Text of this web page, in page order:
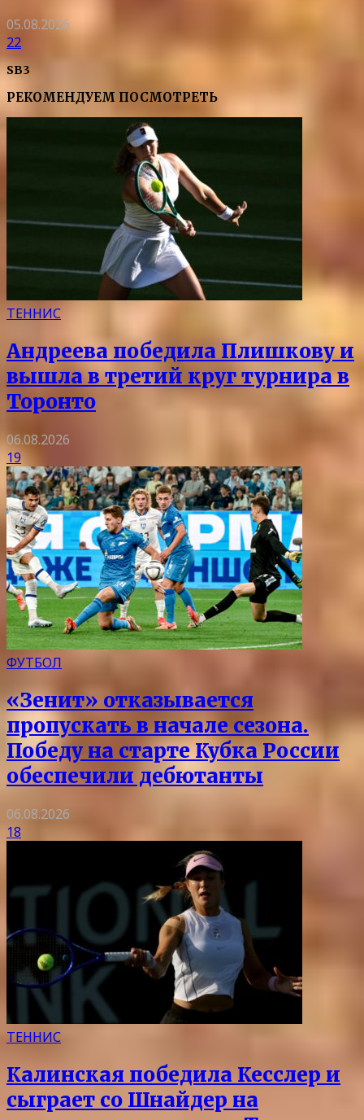
05.08.2026
22
SB3
РЕКОМЕНДУЕМ ПОСМОТРЕТЬ
ТЕННИС
Андреева победила Плишкову и
вышла в третий круг турнира в
Торонто
06.08.2026
19
ФУТБОЛ
«Зенит» отказывается
пропускать в начале сезона.
Победу на старте Кубка России
обеспечили дебютанты
06.08.2026
18
ТЕННИС
Калинская победила Кесслер и
сыграет со Шнайдер на